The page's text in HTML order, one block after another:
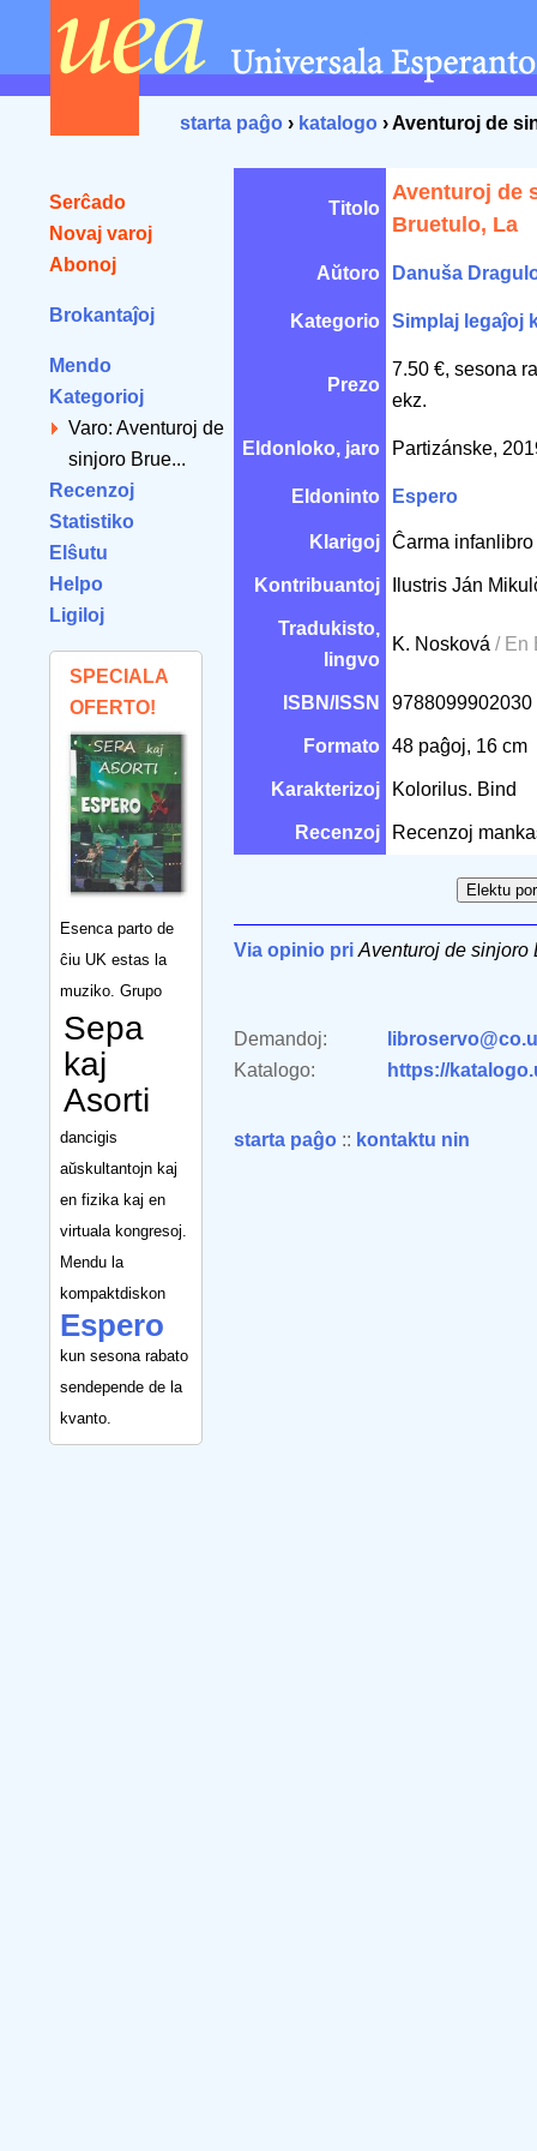
starta paĝo › katalogo › Aventuroj de
Serĉado
Novaj varoj
Abonoj
Brokantaĵoj
Mendo
Kategorioj
Varo: Aventuroj de
sinjoro Brue...
Recenzoj
Statistiko
Elŝutu
Helpo
Ligiloj
SPECIALA
OFERTO!
Esenca parto de
ĉiu UK estas la
muziko. Grupo
Sepa
kaj
Asorti
dancigis
aŭskultantojn kaj
en fizika kaj en
virtuala kongresoj.
Mendu la
kompaktdiskon
Espero
kun sesona rabato
sendepende de la
kvanto.
Titolo
Aventuroj de
Bruetulo, La
Aŭtoro Danuša
Kategorio Simplaj legaĵoj
Prezo
7.50 €, sesona
ekz.
Eldonloko, jaro Partizánske,
Eldoninto Espero
Klarigoj Ĉarma
Kontribuantoj Ilustris Ján
Tradukisto,
lingvo
K. Nosková / En
ISBN/ISSN 9788099902030
Formato 48 paĝoj, 16 cm
Karakterizoj Kolorilus. Bind
Recenzoj Recenzoj
Via opinio pri Aventuroj de sinjoro
Demandoj:
Katalogo:
https://
starta paĝo :: kontaktu nin